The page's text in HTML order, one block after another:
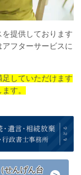
提供しております
フターサービスに
足していただけます
す。
せんげん台